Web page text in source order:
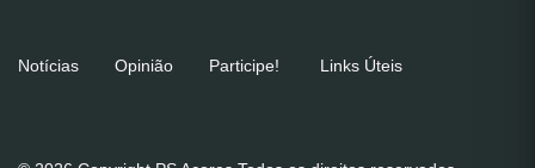
Notícias Opinião Participe! Links Úteis